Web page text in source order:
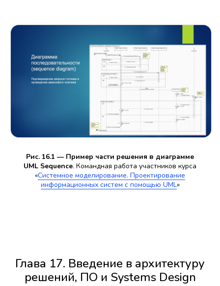
Рис. 16.1 — Пример части решения в диаграмме
UML Sequence. Командная работа участников курса
«Системное моделирование. Проектирование
информационных систем с помощью UML»
Глава 17. Введение в архитектуру
решений, ПО и Systems Design